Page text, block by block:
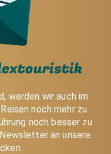
werden wir auch im
noch mehr zu
noch besser zu
an unsere